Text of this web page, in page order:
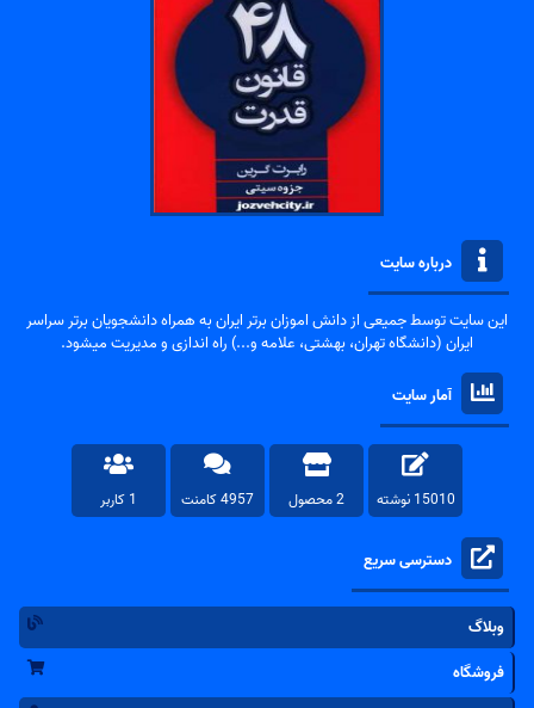
درباره سایت
این سایت توسط جمیعی از دانش اموزان برتر ایران به همراه دانشجویان برتر سراسر
ایران (دانشگاه تهران، بهشتی، علامه و...) راه اندازی و مدیریت میشود.
آمار سایت
15010 نوشته 2 محصول 4957 کامنت 1 کاربر
دسترسی سریع
وبلاگ
فروشگاه